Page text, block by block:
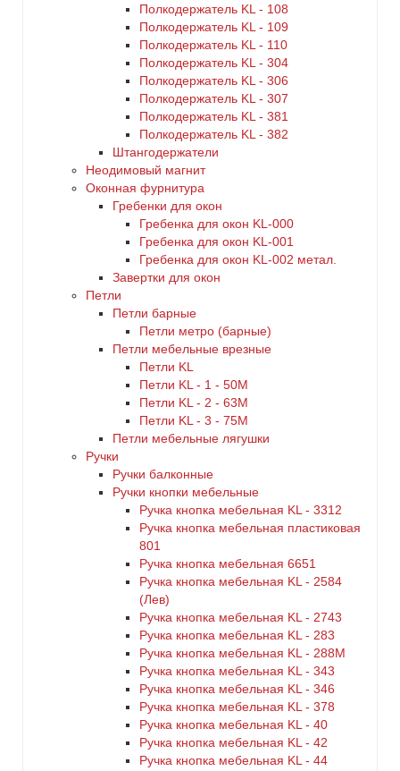
Полкодержатель KL - 108
Полкодержатель KL - 109
Полкодержатель KL - 110
Полкодержатель KL - 304
Полкодержатель KL - 306
Полкодержатель KL - 307
Полкодержатель KL - 381
Полкодержатель KL - 382
Штангодержатели
Неодимовый магнит
Оконная фурнитура
Гребенки для окон
Гребенка для окон KL-000
Гребенка для окон KL-001
Гребенка для окон KL-002 метал.
Завертки для окон
Петли
Петли барные
Петли метро (барные)
Петли мебельные врезные
Петли KL
Петли KL - 1 - 50M
Петли KL - 2 - 63M
Петли KL - 3 - 75M
Петли мебельные лягушки
Ручки
Ручки балконные
Ручки кнопки мебельные
Ручка кнопка мебельная KL - 3312
Ручка кнопка мебельная пластиковая
801
Ручка кнопка мебельная 6651
Ручка кнопка мебельная KL - 2584
(Лев)
Ручка кнопка мебельная KL - 2743
Ручка кнопка мебельная KL - 283
Ручка кнопка мебельная KL - 288M
Ручка кнопка мебельная KL - 343
Ручка кнопка мебельная KL - 346
Ручка кнопка мебельная KL - 378
Ручка кнопка мебельная KL - 40
Ручка кнопка мебельная KL - 42
Ручка кнопка мебельная KL - 44